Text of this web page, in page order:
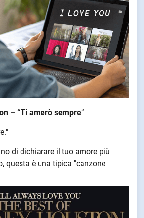
– “Ti amerò sempre”
di dichiarare il tuo amore più
questa è una tipica "canzone